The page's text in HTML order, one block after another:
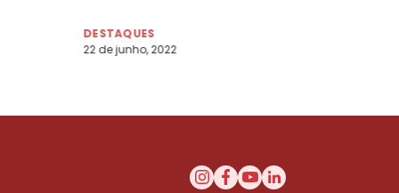
DESTAQUES
22 de junho, 2022